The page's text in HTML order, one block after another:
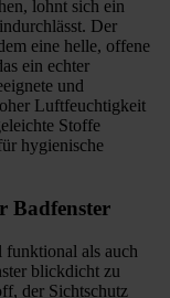
lohnt sich ein
Der
eine helle, offene
ein echter
und
Luftfeuchtigkeit
Stoffe
hygienische
Badfenster
funktional als auch
blickdicht zu
der Sichtschutz